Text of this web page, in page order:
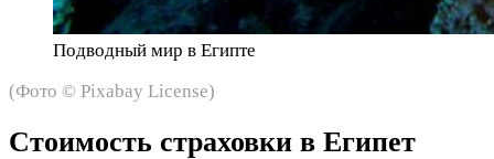
Подводный мир в Египте
(Фото © Pixabay License)
Стоимость страховки в Египет